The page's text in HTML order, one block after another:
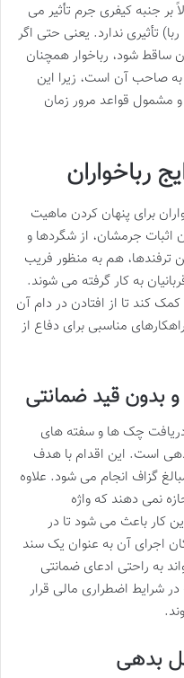
جنبه کیفری جرم تأثیر می
ربا) تأثیری ندارد. یعنی حتی اگر
ساقط شود، رباخوار همچنان
به صاحب آن است، زیرا این
مشمول قواعد مرور زمان
رباخواران
برای پنهان کردن ماهیت
اثبات جرمشان، از شگردها و
ترفندها، هم به منظور فریب
به کار گرفته می شوند.
کند تا از افتادن در دام آن
مناسبی برای دفاع از
بدون قید ضمانتی
دریافت چک ها و سفته های
است. این اقدام با هدف
گزاف انجام می شود. علاوه
نمی دهند که واژه
کار باعث می شود تا در
اجرای آن به عنوان یک سند
به راحتی ادعای ضمانتی
در شرایط اضطراری مالی قرار
بدهی